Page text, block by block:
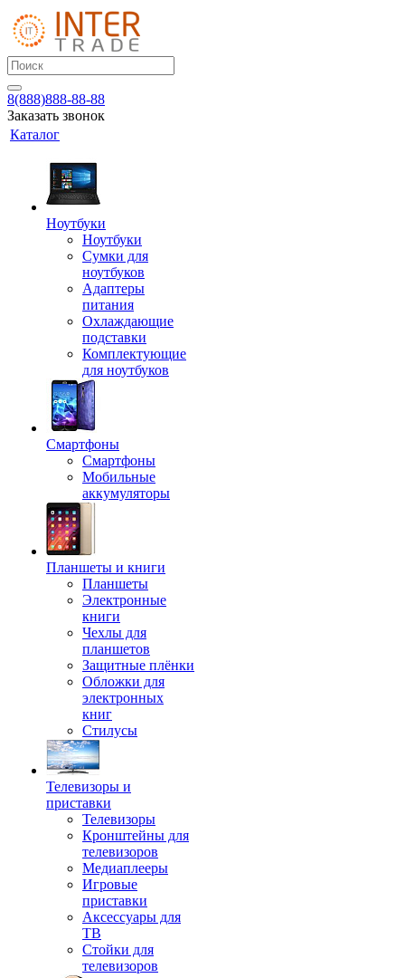
8(888)888-88-88
Заказать звонок
Каталог
Ноутбуки
Ноутбуки
Сумки для
ноутбуков
Адаптеры
питания
Охлаждающие
подставки
Комплектующие
для ноутбуков
Смартфоны
Смартфоны
Мобильные
аккумуляторы
Планшеты и книги
Планшеты
Электронные
книги
Чехлы для
планшетов
Защитные плёнки
Обложки для
электронных
книг
Стилусы
Телевизоры и
приставки
Телевизоры
Кронштейны для
телевизоров
Медиаплееры
Игровые
приставки
Аксессуары для
ТВ
Стойки для
телевизоров